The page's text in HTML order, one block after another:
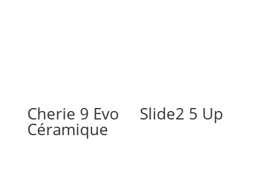
Cherie 9 Evo
Céramique
Slide2 5 Up